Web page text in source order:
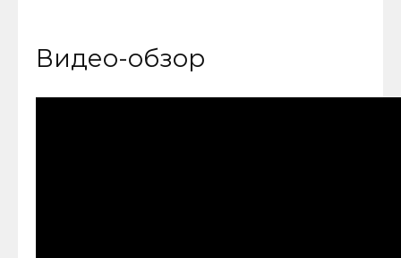
Видео-обзор